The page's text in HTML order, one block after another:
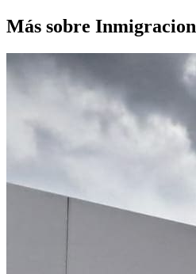
Más sobre Inmigracion